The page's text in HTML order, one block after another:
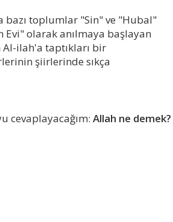
bazı toplumlar "Sin" ve "Hubal"
olarak anılmaya başlayan
ilah'a taptıkları bir
şiirlerinde sıkça
cevaplayacağım: Allah ne demek?